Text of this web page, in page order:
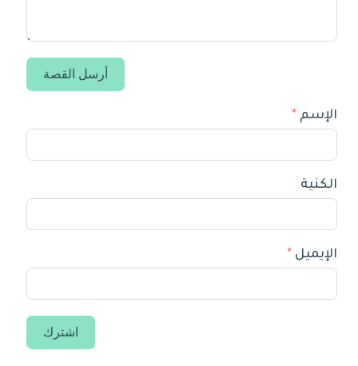
أرسل القصة
الإسم
الكنية
الإيميل
اشترك